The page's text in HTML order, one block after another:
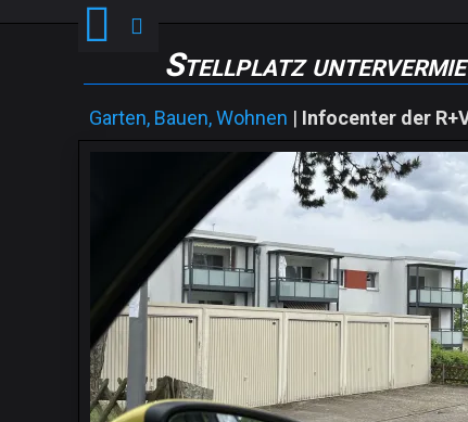
Stellplatz
Garten, Bauen, Wohnen | Infocenter der